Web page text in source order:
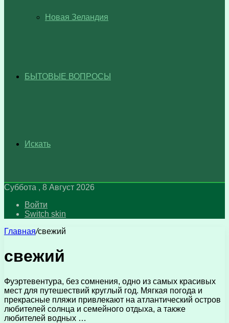
Новая Зеландия
БЫТОВЫЕ ВОПРОСЫ
Искать
Суббота , 8 Август 2026
Войти
Switch skin
Главная/свежий
свежий
Фуэртевентура, без сомнения, одно из самых красивых
мест для путешествий круглый год. Мягкая погода и
прекрасные пляжи привлекают на атлантический остров
любителей солнца и семейного отдыха, а также
любителей водных …